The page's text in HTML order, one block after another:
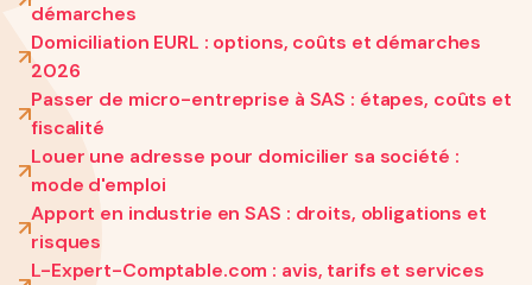
démarches
Domiciliation EURL : options, coûts et démarches
2026
Passer de micro-entreprise à SAS : étapes, coûts et
fiscalité
Louer une adresse pour domicilier sa société :
mode d'emploi
Apport en industrie en SAS : droits, obligations et
risques
L-Expert-Comptable.com : avis, tarifs et services